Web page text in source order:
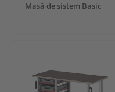
Masă de sistem Basic